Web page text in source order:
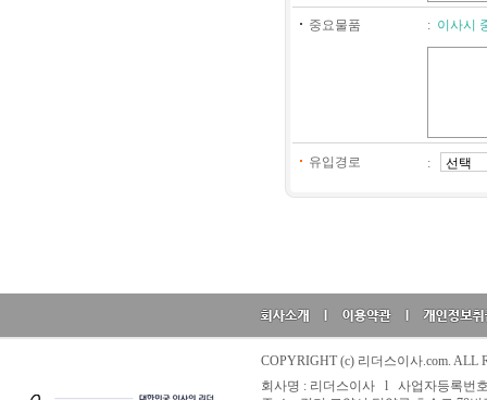
중요물품 : 이사시
유입경로 :
COPYRIGHT (c) 리더스이사.com. ALL
회사명 : 리더스이사 l 사업자등록번